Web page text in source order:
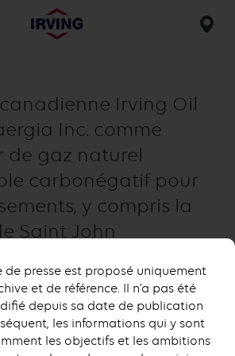
Irving Oil
Inc. comme
de gaz naturel
carbonégatif pour
y compris la
Saint John
de presse est proposé uniquement
et de référence. Il n’a pas été
depuis sa date de publication
les informations qui y sont
les objectifs et les ambitions